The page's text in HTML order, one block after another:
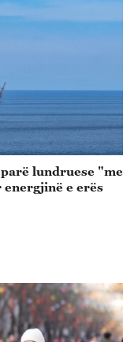
lundruese "me
e erës